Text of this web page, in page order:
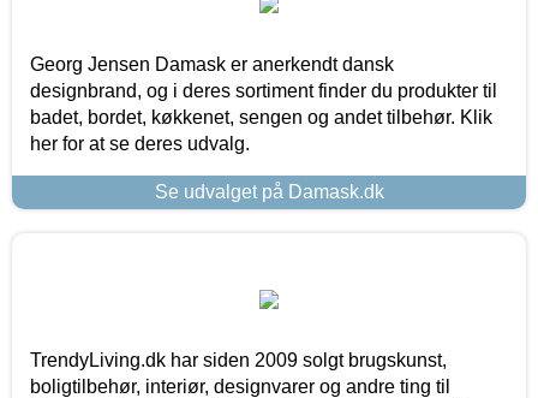
Georg Jensen Damask er anerkendt dansk
designbrand, og i deres sortiment finder du produkter til
badet, bordet, køkkenet, sengen og andet tilbehør. Klik
her for at se deres udvalg.
Se udvalget på Damask.dk
TrendyLiving.dk har siden 2009 solgt brugskunst,
boligtilbehør, interiør, designvarer og andre ting til